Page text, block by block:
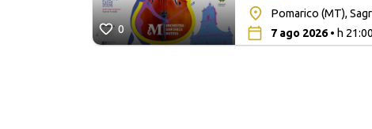
0
Pomarico (MT),
7 ago 2026• h 21:00